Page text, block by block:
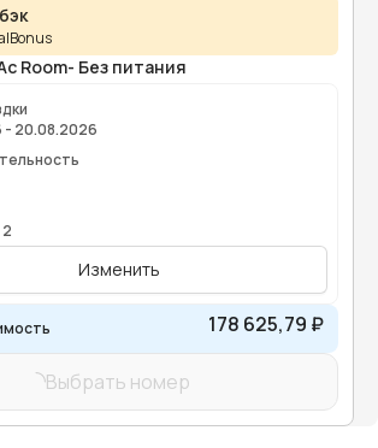
Room- Без питания
- 20.08.2026
Изменить
178 625,79 ₽
Выбрать номер